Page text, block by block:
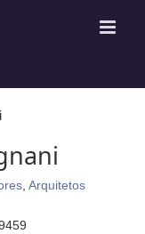
Arquitetos